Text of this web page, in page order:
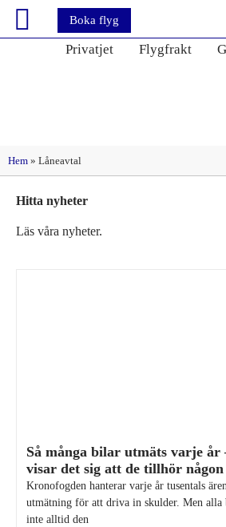
Boka flyg
Privatjet Flygfrakt
Hem » Låneavtal
Hitta nyheter
Läs våra nyheter.
Så många bilar utmäts varje år
visar det sig att de tillhör någon
Kronofogden hanterar varje år tusentals
utmätning för att driva in skulder. Men
inte alltid den